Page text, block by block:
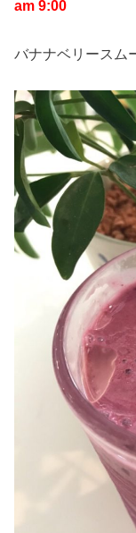
am 9:00
バナナベリースム